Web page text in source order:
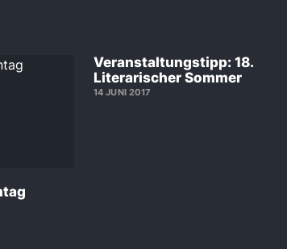
Veranstaltungstipp: 18.
Literarischer Sommer
14 JUNI 2017